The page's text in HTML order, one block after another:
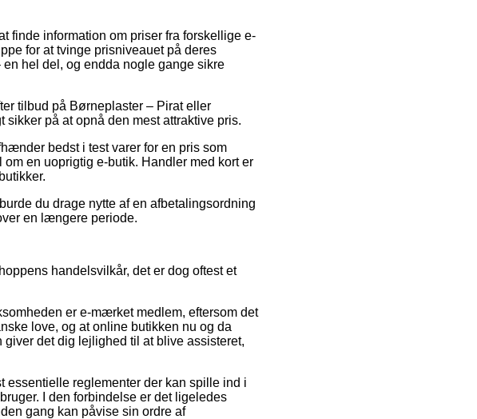
finde information om priser fra forskellige e-
for at tvinge prisniveauet på deres
hel del, og endda nogle gange sikre
tilbud på Børneplaster – Pirat eller
på at opnå den mest attraktive pris.
bedst i test varer for en pris som
en uoprigtig e-butik. Handler med kort er
du drage nytte af en afbetalingsordning
en længere periode.
handelsvilkår, det er dog oftest et
er e-mærket medlem, eftersom det
love, og at online butikken nu og da
det dig lejlighed til at blive assisteret,
reglementer der kan spille ind i
I den forbindelse er det ligeledes
gang kan påvise sin ordre af